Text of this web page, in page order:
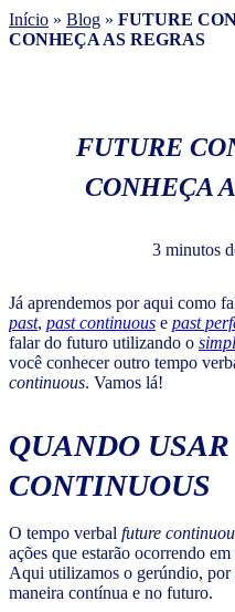
Início » Blog » FUTURE
CONHEÇA AS REGRAS
FUTURE
CONHEÇA
3 minutos
Já aprendemos por aqui como
past, past continuous e past
falar do futuro utilizando o
você conhecer outro tempo
continuous. Vamos lá!
QUANDO USAR
CONTINUOUS
O tempo verbal future
ações que estarão ocorrendo
Aqui utilizamos o gerúndio, por
maneira contínua e no futuro.